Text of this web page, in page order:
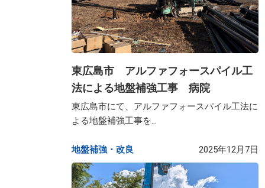
東広島市 アルファフォースパイル工
法による地盤補強工事 病院
東広島市にて、アルファフォースパイル工法に
よる地盤補強工事を...
地盤補強・改良​ 2025年12月7日